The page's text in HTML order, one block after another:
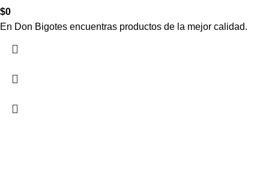
$0
En Don Bigotes encuentras productos de la mejor calidad.